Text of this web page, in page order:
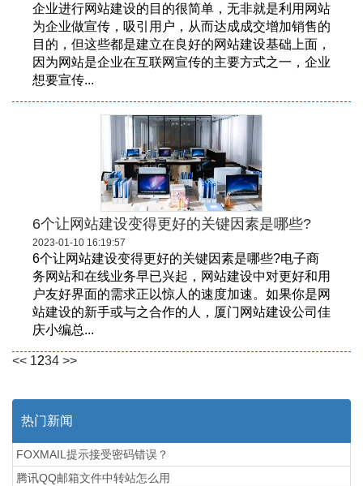
企业进行网站建设的目的很简单，无非就是利用网站
为企业做宣传，吸引用户，从而达成成交增加销售的
目的，但这些都是建立在良好的网站建设基础上面，
因为网站是企业在互联网宣传的主要方式之一，企业
想要宣传...
6个让网站建设变得更好的关键因素是哪些?
2023-01-10 16:19:57
6个让网站建设变得更好的关键因素是哪些?电子商
务网站和在线业务早已兴起，网站建设中对更好和用
户友好界面的需求正以惊人的速度加速。如果你是网
站建设的新手或与之合作的人，厦门网站建设公司佳
庆小编总...
<< 1234 >>
热门新闻
FOXMAIL提示接受密码错误？
腾讯QQ邮箱文件中转站怎么用